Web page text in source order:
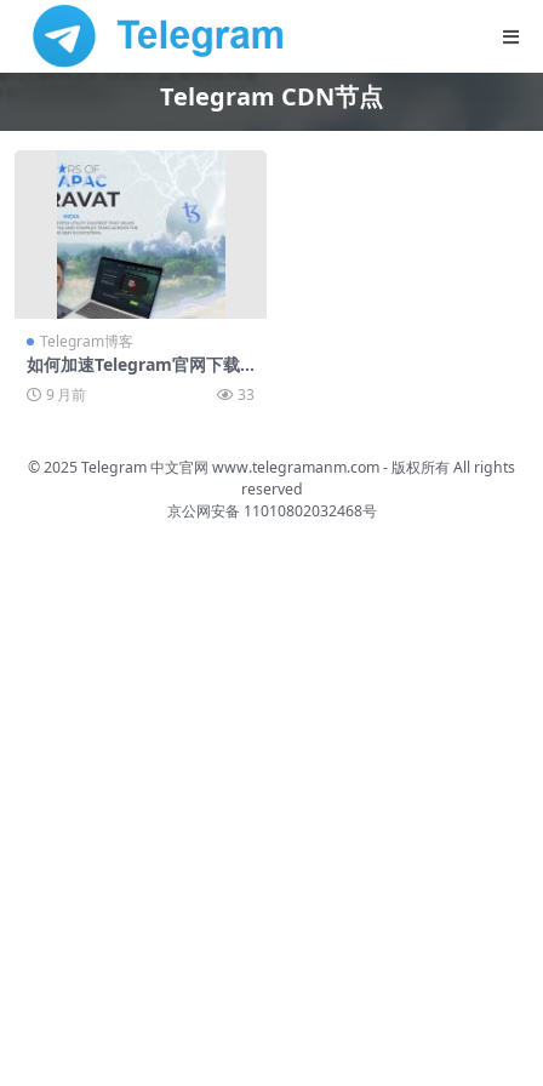
Telegram CDN节点
Telegram博客
如何加速Telegram官网下载C
DN节点
9 月前 33
© 2025 Telegram 中文官网 www.telegramanm.com- 版权所有All rights
reserved
京公网安备 11010802032468号